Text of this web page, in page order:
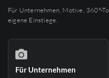
Für Unternehmen, Motive, 360°-
eigene Einstiege.
Für Unternehmen